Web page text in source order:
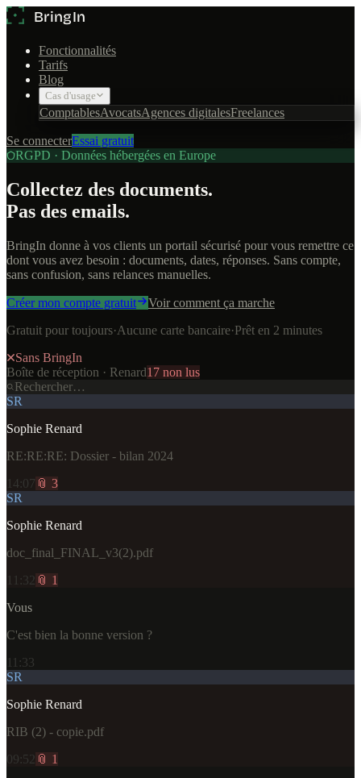
Fonctionnalités
Tarifs
Blog
Cas d'usage
ComptablesAvocatsAgences digitalesFreelances
Se connecterEssai gratuit
RGPD · Données hébergées en Europe
Collectez des documents.
Pas des emails.
BringIn donne à vos clients un portail sécurisé pour vous remettre ce
dont vous avez besoin : documents, dates, réponses. Sans compte,
sans confusion, sans relances manuelles.
Créer mon compte gratuit
Voir comment ça marche
Gratuit pour toujours·Aucune carte bancaire·Prêt en 2 minutes
Sans BringIn
Boîte de réception · Renard17 non lus
Rechercher…
SR
Sophie Renard
RE:RE:RE: Dossier - bilan 2024
14:07 📎 3
SR
Sophie Renard
doc_final_FINAL_v3(2).pdf
11:32 📎 1
Vous
C'est bien la bonne version ?
11:33
SR
Sophie Renard
RIB (2) - copie.pdf
09:52 📎 1